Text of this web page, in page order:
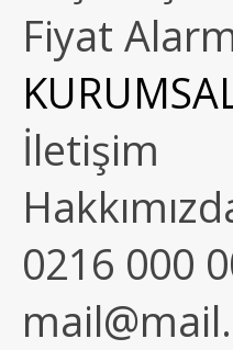
Fiyat
İletişim
0216 000